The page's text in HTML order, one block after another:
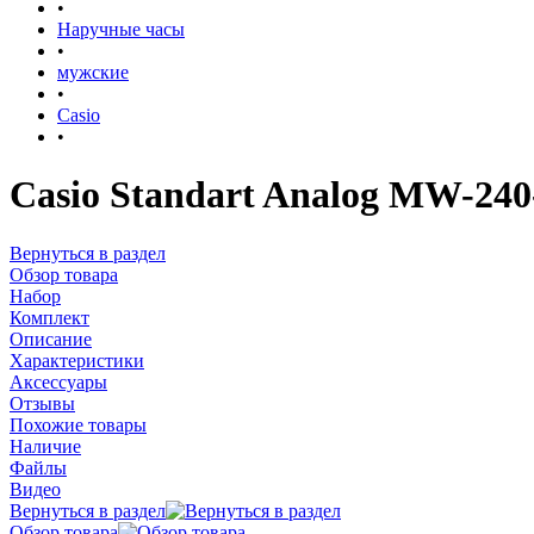
•
Наручные часы
•
мужские
•
Casio
•
Casio Standart Analog MW-
Вернуться в раздел
Обзор товара
Набор
Комплект
Описание
Характеристики
Аксессуары
Отзывы
Похожие товары
Наличие
Файлы
Видео
Вернуться в раздел